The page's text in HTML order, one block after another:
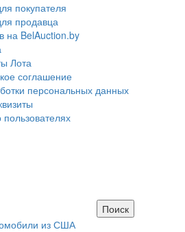
покупателя
продавца
на BelAuction.by
Лота
соглашение
персональных данных
из США